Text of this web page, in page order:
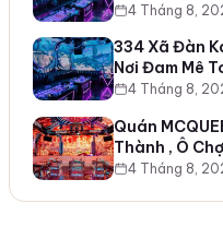
4 Tháng 8,
334 Xã Đàn
Nơi Đam Mê
4 Tháng 8,
Quán
Thành , Ô
4 Tháng 8,